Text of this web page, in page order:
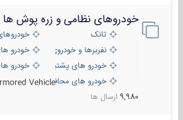
خودروهای نظامی و زره پوش ها
تانک
خودروهای
نفربرها و خودروی های رزمی پیاده
خودرو های
خودرو های پشتیبانی آتش ،خودرو های
خودرو های محافظت شده
Vehicle
9,980 ارسال ها